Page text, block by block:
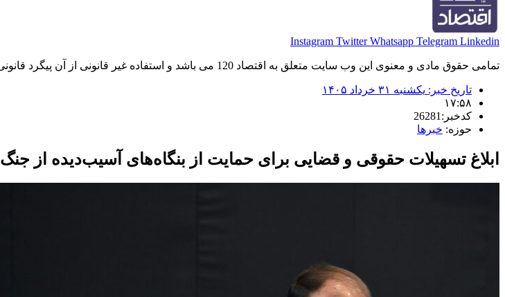
Instagram Twitter Whatsapp Telegram Linkedin
تمامی حقوق مادی و معنوی این وب سایت متعلق به اقتصاد 120 می باشد و استفاده غیر قانونی از آن پیگرد قانونی دارد.
تاریخ خبر: یکشنبه ۳۱ خرداد ۱۴۰۵
۱۷:۵۸
کدخبر:26281
حوزه: خبرها
ابلاغ تسهیلات حقوقی و قضایی برای حمایت از بنگاه‌‌های آسیب‌دیده از جنگ